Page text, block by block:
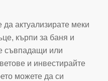
да актуализирате меки
кърпи за баня и
съвпадащи или
и инвестирайте
можете да си